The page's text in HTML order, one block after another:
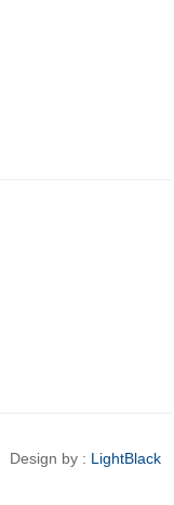
Design by : LightBlack